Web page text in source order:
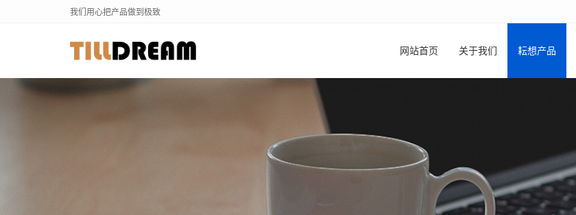
我们用心把产品做到极致
网站首页 关于我们 耘想产品